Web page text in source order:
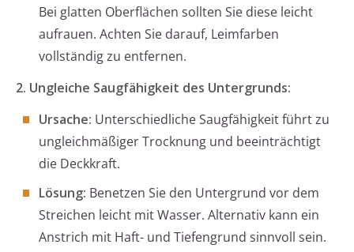
Bei glatten Oberflächen sollten Sie diese leicht
aufrauen. Achten Sie darauf, Leimfarben
vollständig zu entfernen.
2. Ungleiche Saugfähigkeit des Untergrunds:
Ursache: Unterschiedliche Saugfähigkeit führt zu
ungleichmäßiger Trocknung und beeinträchtigt
die Deckkraft.
Lösung: Benetzen Sie den Untergrund vor dem
Streichen leicht mit Wasser. Alternativ kann ein
Anstrich mit Haft- und Tiefengrund sinnvoll sein.